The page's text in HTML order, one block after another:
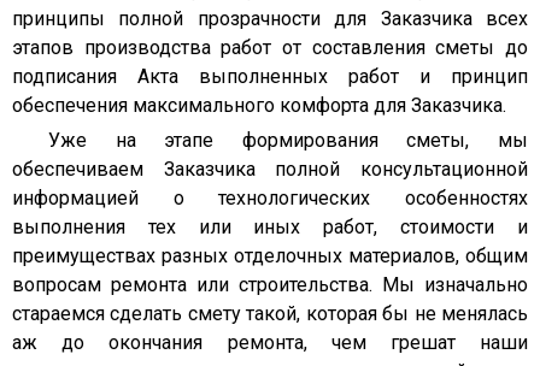
принципы полной прозрачности для Заказчика всех
этапов производства работ от составления сметы до
подписания Акта выполненных работ и принцип
обеспечения максимального комфорта для Заказчика.
Уже на этапе формирования сметы, мы
обеспечиваем Заказчика полной консультационной
информацией о технологических особенностях
выполнения тех или иных работ, стоимости и
преимуществах разных отделочных материалов, общим
вопросам ремонта или строительства. Мы изначально
стараемся сделать смету такой, которая бы не менялась
аж до окончания ремонта, чем грешат наши